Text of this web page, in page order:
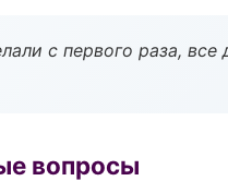
с первого раза,
вопросы